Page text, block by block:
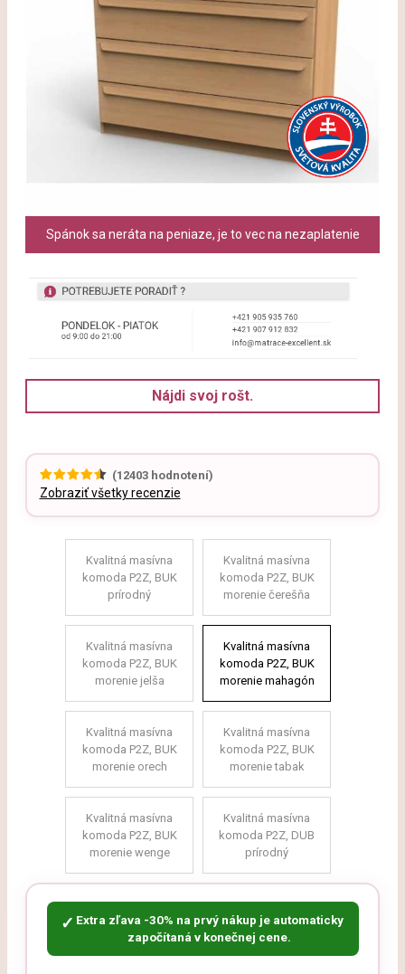
Spánok sa neráta na peniaze, je to vec na nezaplatenie
Nájdi svoj rošt.
(12403hodnotení)
Zobraziť všetky recenzie
Kvalitná masívna
komoda P2Z, BUK
prírodný
Kvalitná masívna
komoda P2Z, BUK
morenie čerešňa
Kvalitná masívna
komoda P2Z, BUK
morenie jelša
Kvalitná masívna
komoda P2Z, BUK
morenie mahagón
Kvalitná masívna
komoda P2Z, BUK
morenie orech
Kvalitná masívna
komoda P2Z, BUK
morenie tabak
Kvalitná masívna
komoda P2Z, BUK
morenie wenge
Kvalitná masívna
komoda P2Z, DUB
prírodný
✓ Extra zľava -30% na prvý nákup je automaticky
započítaná v konečnej cene.